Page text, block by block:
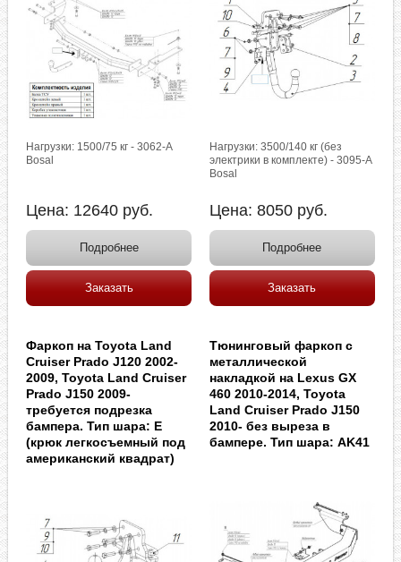
Нагрузки: 1500/75 кг - 3062-A
Bosal
Цена: 12640 руб.
Подробнее
Заказать
Нагрузки: 3500/140 кг (без
электрики в комплекте) - 3095-A
Bosal
Цена: 8050 руб.
Подробнее
Заказать
Фаркоп на Toyota Land
Cruiser Prado J120 2002-
2009, Toyota Land Cruiser
Prado J150 2009-
требуется подрезка
бампера. Тип шара: E
(крюк легкосъемный под
американский квадрат)
Тюнинговый фаркоп с
металлической
накладкой на Lexus GX
460 2010-2014, Toyota
Land Cruiser Prado J150
2010- без выреза в
бампере. Тип шара: AK41